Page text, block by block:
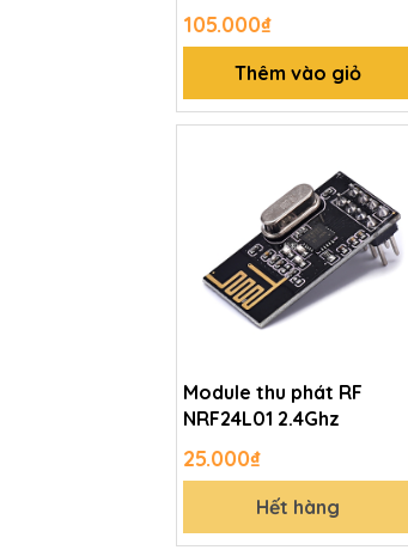
105.000₫
Thêm vào giỏ
Module thu phát RF
NRF24L01 2.4Ghz
25.000₫
Hết hàng